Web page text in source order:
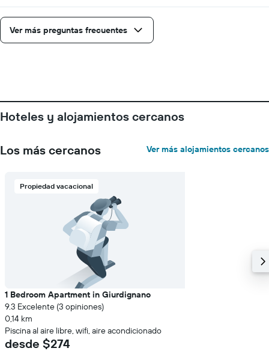
Ver más preguntas frecuentes
Hoteles y alojamientos cercanos
Los más cercanos Ver más alojamientos cercanos
Propiedad vacacional
1 Bedroom Apartment in Giurdignano
9.3 Excelente (3 opiniones)
0,14 km
Piscina al aire libre, wifi, aire acondicionado
desde $274